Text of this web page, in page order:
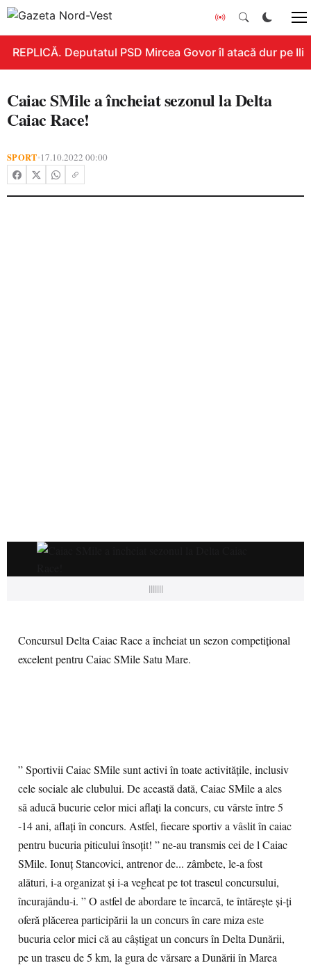
REPLICĂ. Deputatul PSD Mircea Govor îl atacă dur pe
Caiac SMile a încheiat sezonul la Delta
Caiac Race!
SPORT•17.10.2022 00:00
|||||||
Concursul Delta Caiac Race a încheiat un sezon competițional
excelent pentru Caiac SMile Satu Mare.
” Sportivii Caiac SMile sunt activi în toate activitățile, inclusiv
cele sociale ale clubului. De această dată, Caiac SMile a ales
să aducă bucurie celor mici aflați la concurs, cu vârste între 5
-14 ani, aflați în concurs. Astfel, fiecare sportiv a vâslit în caiac
pentru bucuria piticului însoțit! ” ne-au transmis cei de l Caiac
SMile. Ionuț Stancovici, antrenor de... zâmbete, le-a fost
alături, i-a organizat și i-a vegheat pe tot traseul concursului,
încurajându-i. ” O astfel de abordare te încarcă, te întărește și-ți
oferă plăcerea participării la un concurs în care miza este
bucuria celor mici că au câștigat un concurs în Delta Dunării,
pe un traseu de 5 km, la gura de vărsare a Dunării în Marea